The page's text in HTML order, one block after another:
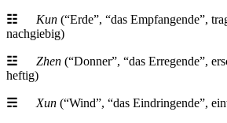
☷ Kun (“Erde”, “das Empfangende”,
nachgiebig)
☳ Zhen (“Donner”, “das Erregende”,
heftig)
☴ Xun (“Wind”, “das Eindringende”,